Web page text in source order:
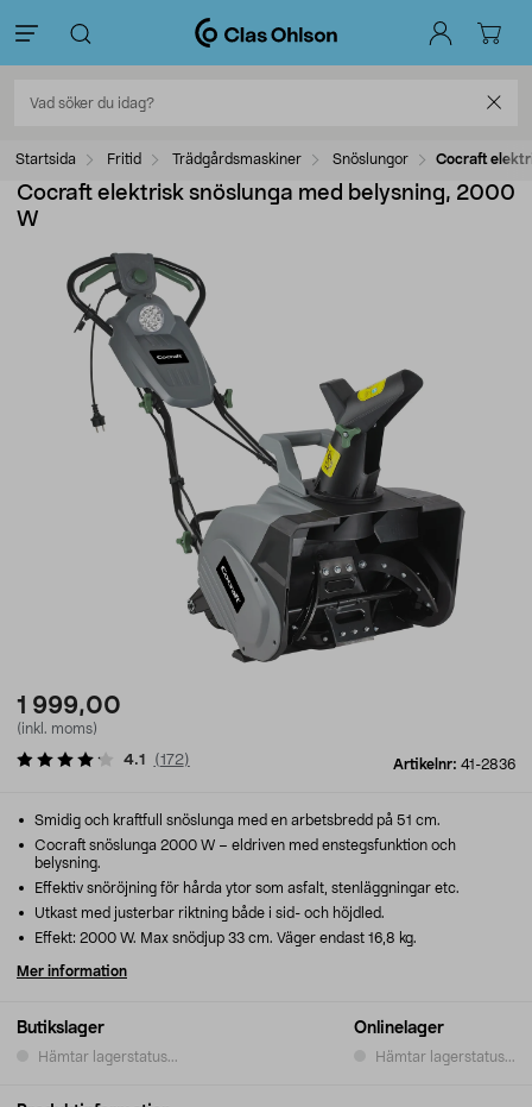
Startsida Fritid Trädgårdsmaskiner Snöslungor Cocraft
Cocraft elektrisk snöslunga med belysning, 2000
W
1 999,00
(inkl. moms)
Artikelnr: 41-2836
4.1 (172)
Butikslager
Hämtar lagerstatus...
Onlinelager
Hämtar lagerstatus...
Smidig och kraftfull snöslunga med en arbetsbredd på 51 cm.
Cocraft snöslunga 2000 W – eldriven med enstegsfunktion och
belysning.
Effektiv snöröjning för hårda ytor som asfalt, stenläggningar etc.
Utkast med justerbar riktning både i sid- och höjdled.
Effekt: 2000 W. Max snödjup 33 cm. Väger endast 16,8 kg.
Mer information